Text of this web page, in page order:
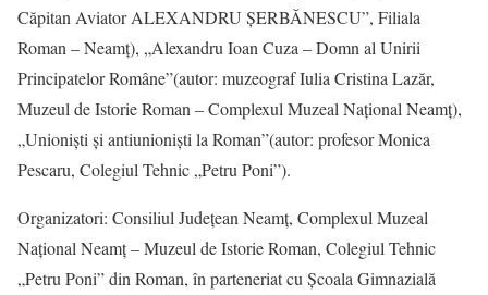
Căpitan Aviator ALEXANDRU ȘERBĂNESCU”, Filiala
Roman – Neamț), „Alexandru Ioan Cuza – Domn al Unirii
Principatelor Române”(autor: muzeograf Iulia Cristina Lazăr,
Muzeul de Istorie Roman – Complexul Muzeal Național Neamț),
„Unioniști și antiunioniști la Roman”(autor: profesor Monica
Pescaru, Colegiul Tehnic „Petru Poni”).
Organizatori: Consiliul Județean Neamț, Complexul Muzeal
Național Neamț – Muzeul de Istorie Roman, Colegiul Tehnic
„Petru Poni” din Roman, în parteneriat cu Școala Gimnazială